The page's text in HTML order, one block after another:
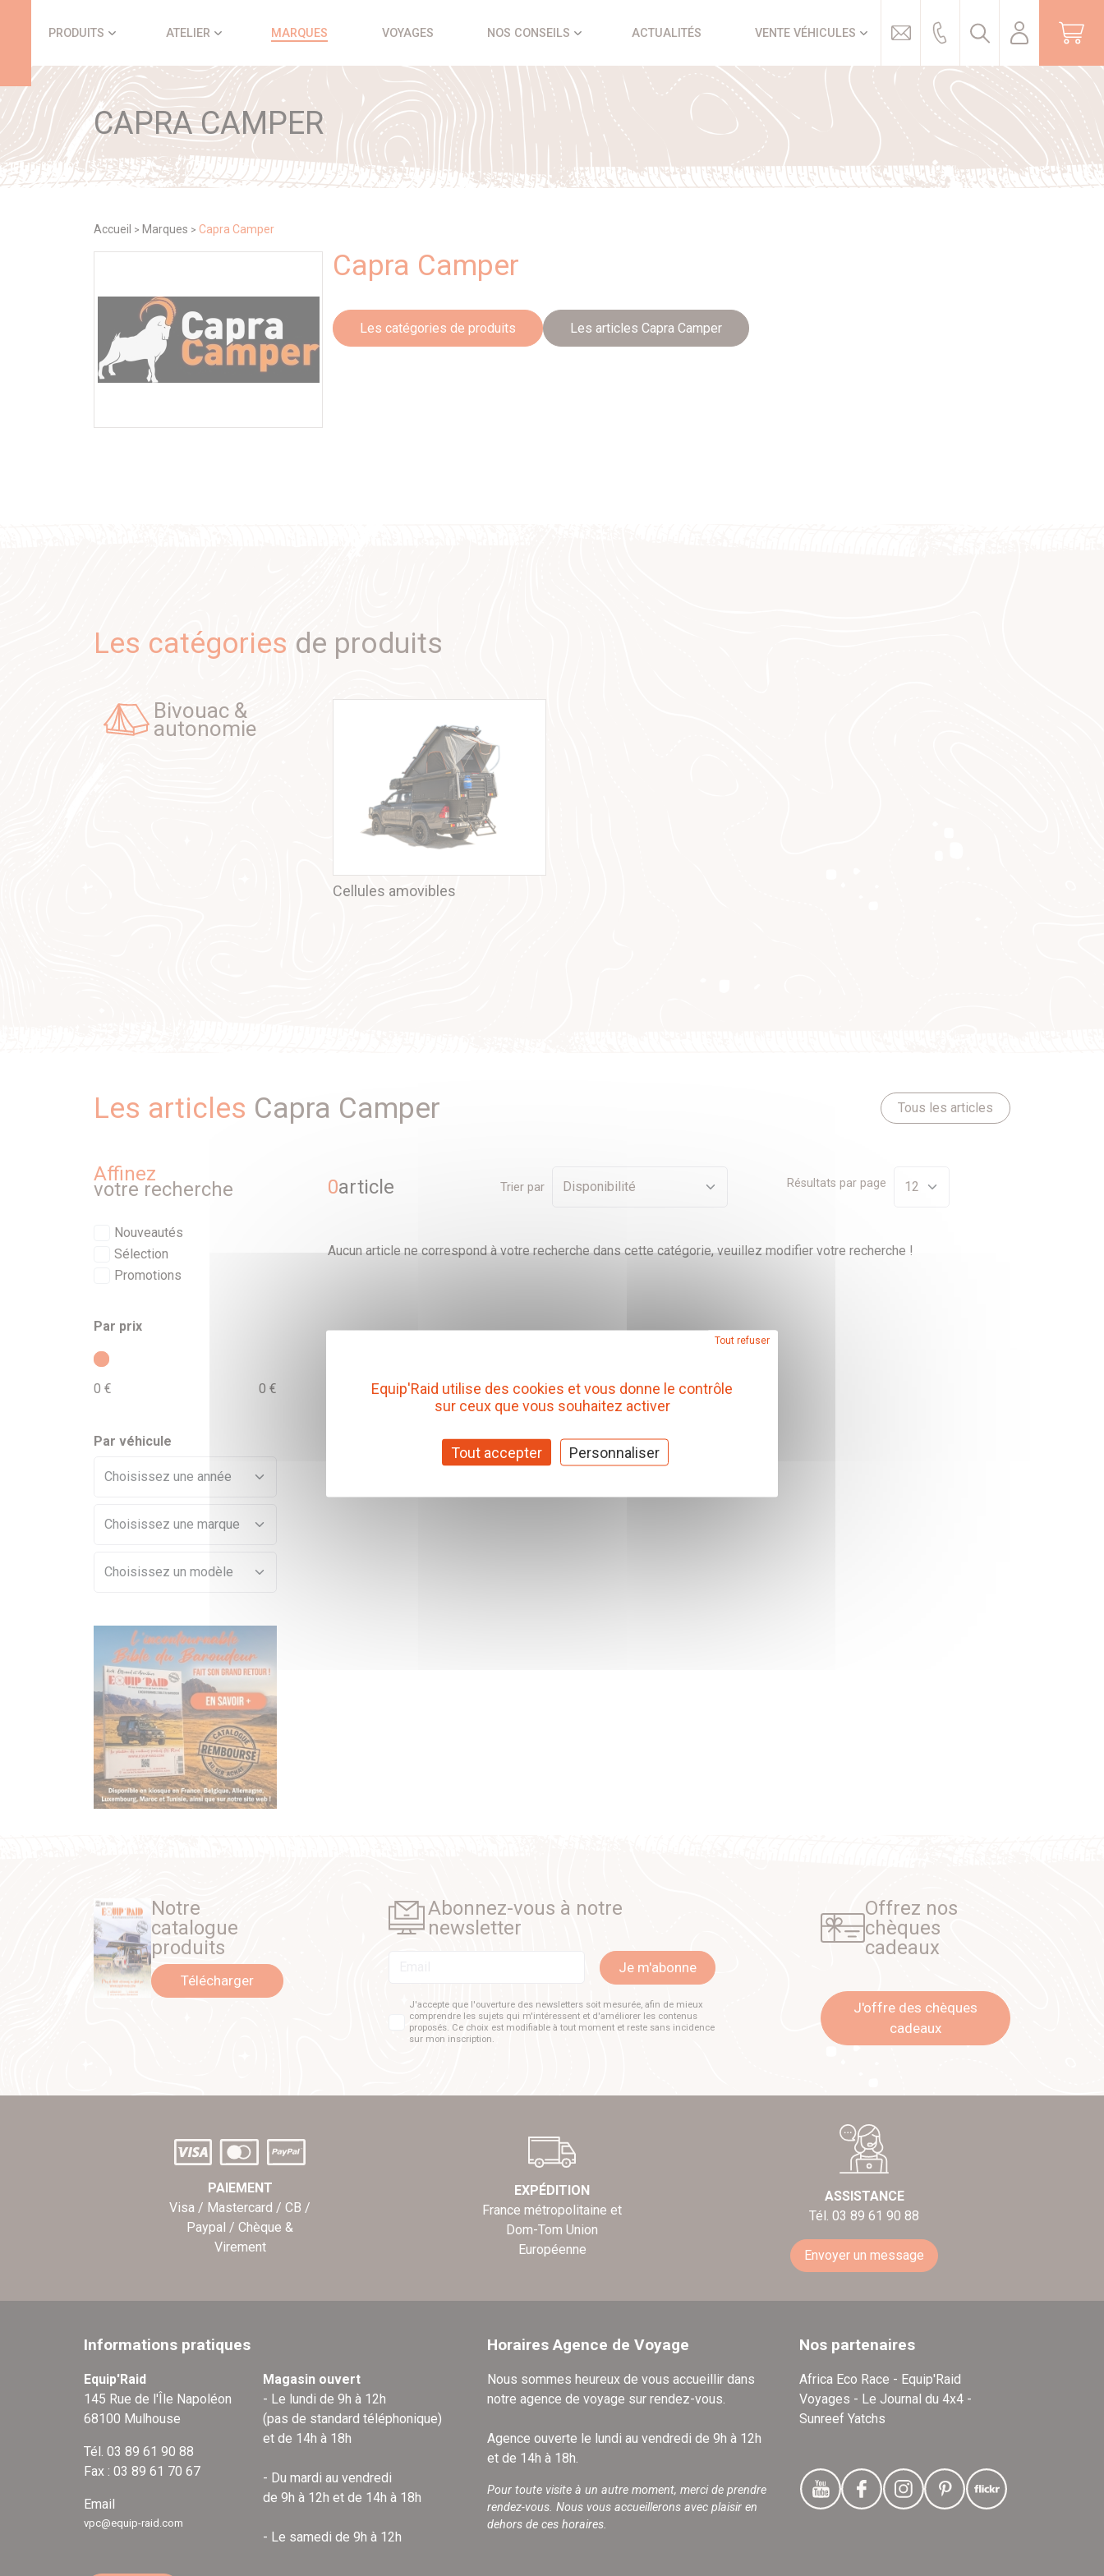
PRODUITS ATELIER MARQUES VOYAGES NOS CONSEILS ACTUALITÉS VENTE VÉHICULES
CAPRA CAMPER
Accueil > Marques > Capra Camper
Capra Camper
Les catégories de produits Les articles Capra Camper
Les catégories de produits
bivouac &
autonomie
Cellules amovibles
Les articles Capra Camper Tous les articles
0article Trier par Résultats par page
Aucun article ne correspond à votre recherche dans cette catégorie, veuillez modifier votre recherche !
Affinez
votre recherche
Nouveautés
Sélection
Promotions
Par prix
0 € 0 €
Par véhicule
Notre
catalogue
produits
Télécharger
Abonnez-vous à notre
newsletter
Je m'abonne
J'accepte que l'ouverture des newsletters soit mesurée, afin de mieux
comprendre les sujets qui m'intéressent et d'améliorer les contenus
proposés. Ce choix est modifiable à tout moment et reste sans incidence
sur mon inscription.
Offrez nos
chèques
cadeaux
J'offre des chèques
cadeaux
PAIEMENT
Visa / Mastercard / CB /
Paypal / Chèque &
Virement
EXPÉDITION
France métropolitaine et
Dom-Tom Union
Européenne
ASSISTANCE
Tél. 03 89 61 90 88
Envoyer un message
Informations pratiques
Equip'Raid
145 Rue de l'Île Napoléon
68100 Mulhouse
Tél. 03 89 61 90 88
Fax : 03 89 61 70 67
Email
vpc@equip-raid.com
Magasin ouvert
- Le lundi de 9h à 12h
(pas de standard téléphonique)
et de 14h à 18h
- Du mardi au vendredi
de 9h à 12h et de 14h à 18h
- Le samedi de 9h à 12h
Horaires Agence de Voyage
Nous sommes heureux de vous accueillir dans
notre agence de voyage sur rendez-vous.
Agence ouverte le lundi au vendredi de 9h à 12h
et de 14h à 18h.
Pour toute visite à un autre moment, merci de prendre
rendez-vous. Nous vous accueillerons avec plaisir en
dehors de ces horaires.
Nos partenaires
Africa Eco Race - Equip'Raid
Voyages - Le Journal du 4x4 -
Sunreef Yatchs
Equip'Raid utilise des cookies et vous donne le contrôle
sur ceux que vous souhaitez activer
Tout accepter
Tout refuser
Personnaliser